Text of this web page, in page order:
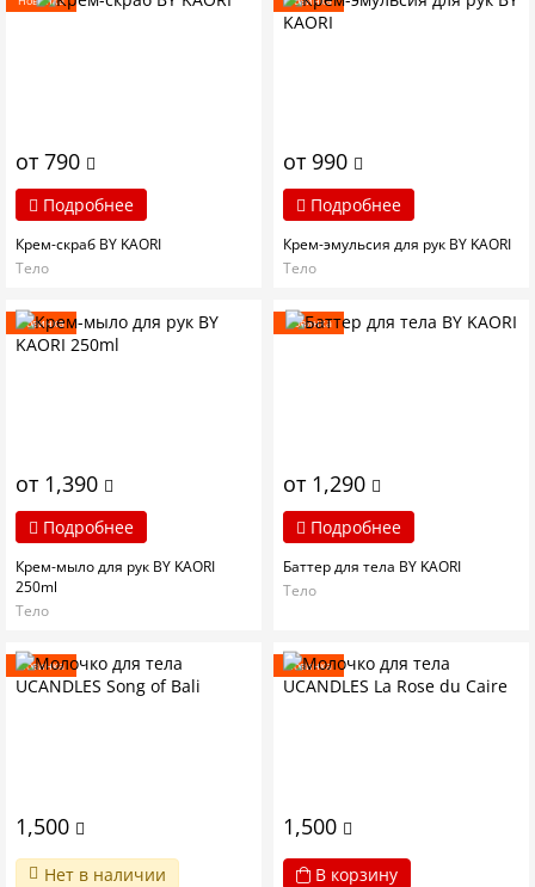
от 790
Подробнее
Крем-скраб BY KAORI
Тело
от 990
Подробнее
Крем-эмульсия для рук BY KAORI
Тело
Новинка
от 1,390
Подробнее
Крем-мыло для рук BY KAORI
250ml
Тело
Новинка
от 1,290
Подробнее
Баттер для тела BY KAORI
Тело
Новинка
1,500
Нет в наличии
Новинка
1,500
В корзину